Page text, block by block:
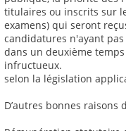
titulaires ou inscrits sur
examens) qui seront
candidatures n'ayant
dans un deuxième
infructueux.
selon la législation
D’autres bonnes raisons